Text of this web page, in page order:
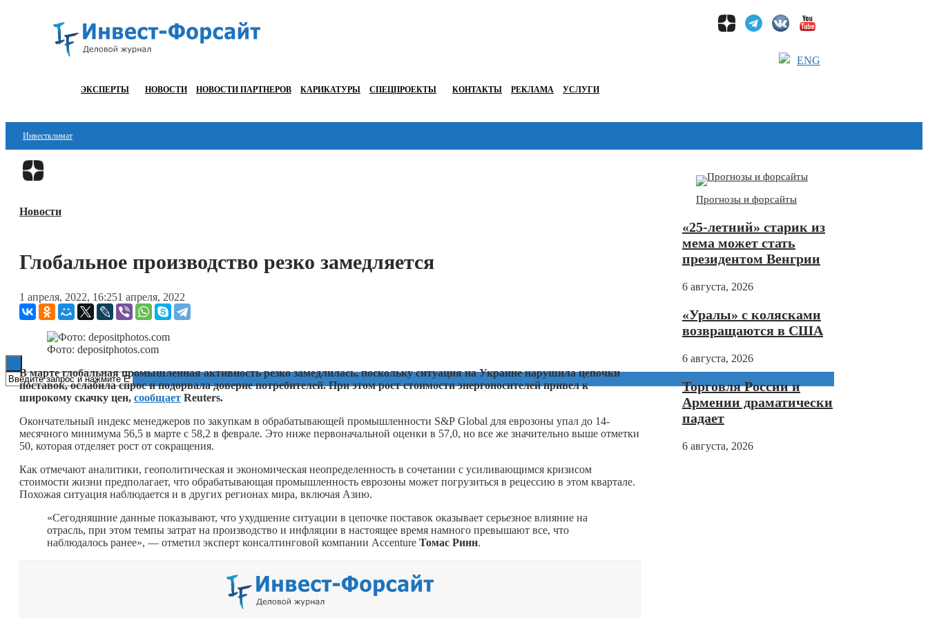
ENG
ЭКСПЕРТЫ НОВОСТИ НОВОСТИ ПАРТНЕРОВ КАРИКАТУРЫ СПЕЦПРОЕКТЫ КОНТАКТЫ РЕКЛАМА УСЛУГИ
Инвестклимат
Финансы
Блокчейн
ESG
Новости
Глобальное производство резко замедляется
1 апреля, 2022, 16:251 апреля, 2022
Фото: depositphotos.com
В марте глобальная промышленная активность резко замедлилась, поскольку ситуация на Украине нарушила цепочки
поставок, ослабила спрос и подорвала доверие потребителей. При этом рост стоимости энергоносителей привел к
широкому скачку цен, сообщает Reuters.
Окончательный индекс менеджеров по закупкам в обрабатывающей промышленности S&P Global для еврозоны упал до 14-
месячного минимума 56,5 в марте с 58,2 в феврале. Это ниже первоначальной оценки в 57,0, но все же значительно выше отметки
50, которая отделяет рост от сокращения.
Как отмечают аналитики, геополитическая и экономическая неопределенность в сочетании с усиливающимся кризисом
стоимости жизни предполагает, что обрабатывающая промышленность еврозоны может погрузиться в рецессию в этом квартале.
Похожая ситуация наблюдается и в других регионах мира, включая Азию.
«Сегодняшние данные показывают, что ухудшение ситуации в цепочке поставок оказывает серьезное влияние на
отрасль, при этом темпы затрат на производство и инфляции в настоящее время намного превышают все, что
наблюдалось ранее», — отметил эксперт консалтинговой компании Accenture Томас Ринн.
Прогнозы и форсайты
«25-летний» старик из
мема может стать
президентом Венгрии
6 августа, 2026
«Уралы» с колясками
возвращаются в США
6 августа, 2026
Торговля России и
Армении драматически
падает
6 августа, 2026